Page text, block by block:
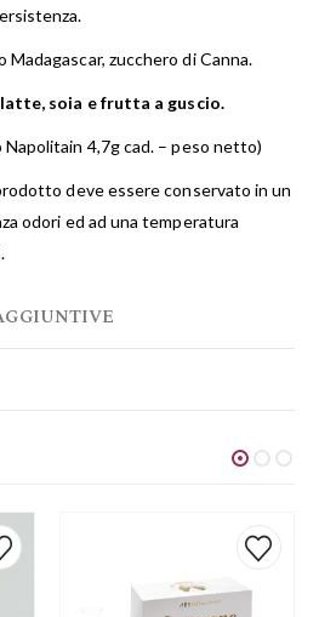
Madagascar, zucchero di Canna.
soia e frutta a guscio.
Napolitain 4,7g cad. – peso netto)
deve essere conservato in un
odori ed ad una temperatura